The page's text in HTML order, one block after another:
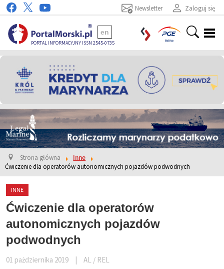
Zaloguj się
Newsletter
PORTAL INFORMACYJNY ISSN 2545-0735
en
Strona główna
Inne
Ćwiczenie dla operatorów autonomicznych pojazdów podwodnych
INNE
Ćwiczenie dla operatorów
autonomicznych pojazdów
podwodnych
01 pażdziernika 2019 AL / REL